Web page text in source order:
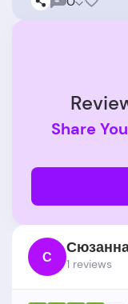
Share
С 1 reviews